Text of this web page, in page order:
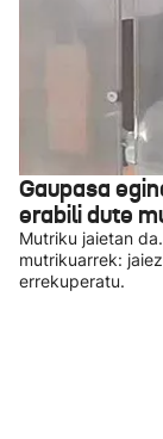
Gaupasa
erabili dute
Mutriku jaietan
mutrikuarrek:
errekuperatu.